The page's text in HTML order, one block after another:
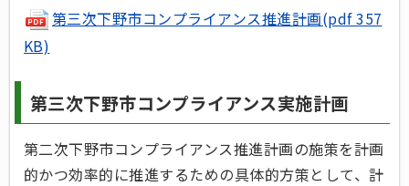
第三次下野市コンプライアンス推進計画(pdf 357
KB)
第三次下野市コンプライアンス実施計画
第二次下野市コンプライアンス推進計画の施策を計画
的かつ効率的に推進するための具体的方策として、計